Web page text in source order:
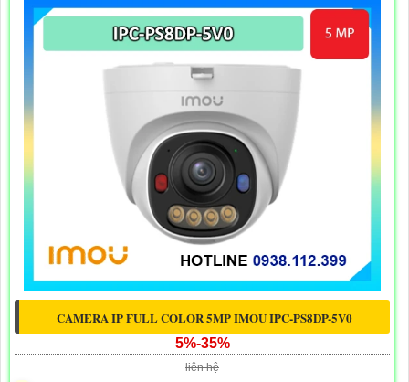
CAMERA IP FULL COLOR 5MP IMOU IPC-PS8DP-5V0
5%-35%
liên hệ